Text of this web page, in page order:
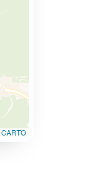
CARTO